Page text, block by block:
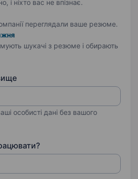
і ніхто вас не впізнає.
переглядали ваше резюме.
шукачі з резюме і обирають
особисті дані без вашого